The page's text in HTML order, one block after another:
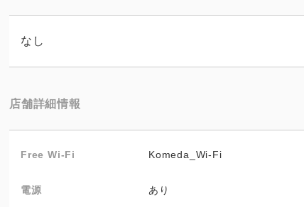
なし
店舗詳細情報
Free Wi-Fi Komeda_Wi-Fi
電源 あり